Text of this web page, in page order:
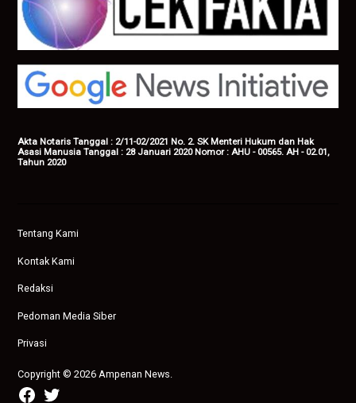
Akta Notaris Tanggal : 2/11-02/2021 No. 2. SK Menteri Hukum dan Hak
Asasi Manusia Tanggal : 28 Januari 2020 Nomor : AHU - 00565. AH - 02.01,
Tahun 2020
Tentang Kami
Kontak Kami
Redaksi
Pedoman Media Siber
Privasi
Copyright © 2026 Ampenan News.
facebook
twitter